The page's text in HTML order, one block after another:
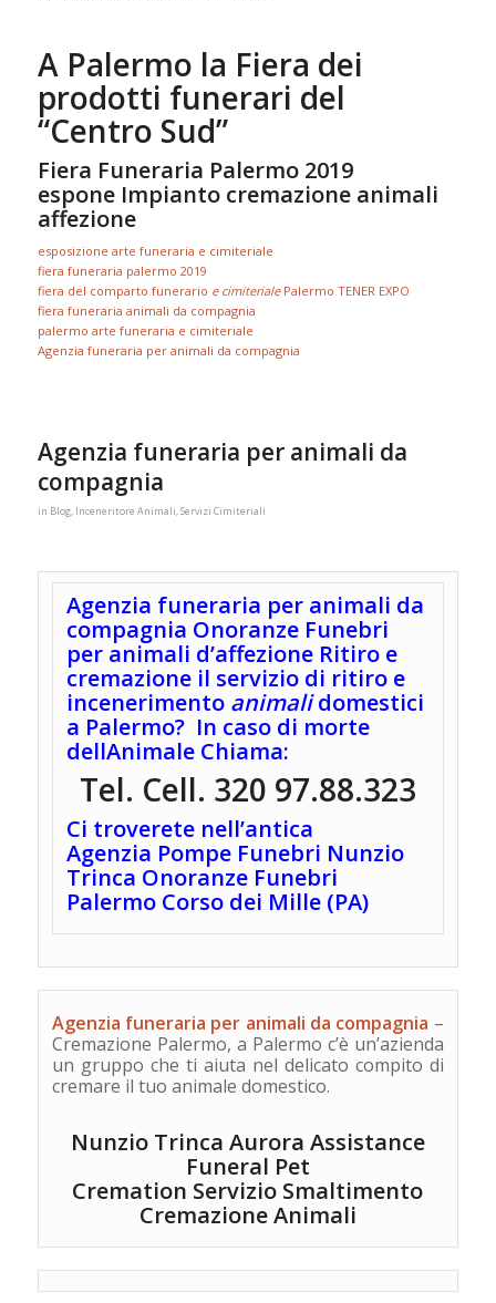
A Palermo la Fiera dei
prodotti funerari del
“Centro Sud”
Fiera Funeraria Palermo 2019
espone Impianto cremazione animali
affezione
esposizione arte funeraria e cimiteriale
fiera funeraria palermo 2019
fiera del comparto funerario e cimiterialePalermo TENER EXPO
fiera funeraria animali da compagnia
palermo arte funeraria e cimiteriale
Agenzia funeraria per animali da compagnia
Agenzia funeraria per animali da
compagnia
in Blog, Inceneritore Animali,Servizi Cimiteriali
Agenzia funeraria per animali da
compagnia Onoranze Funebri
per animali d’affezione Ritiro e
cremazione il servizio di ritiro e
incenerimento animalidomestici
a Palermo? In caso di morte
dellAnimale Chiama:
Tel. Cell. 320 97.88.323
Ci troverete nell’antica
Agenzia Pompe Funebri Nunzio
Trinca Onoranze Funebri
Palermo Corso dei Mille (PA)
Agenzia funeraria per animali da compagnia –
Cremazione Palermo, a Palermo c’è un’azienda
un gruppo che ti aiuta nel delicato compito di
cremare il tuo animale domestico.
Nunzio Trinca Aurora Assistance
Funeral Pet
Cremation Servizio Smaltimento
Cremazione Animali